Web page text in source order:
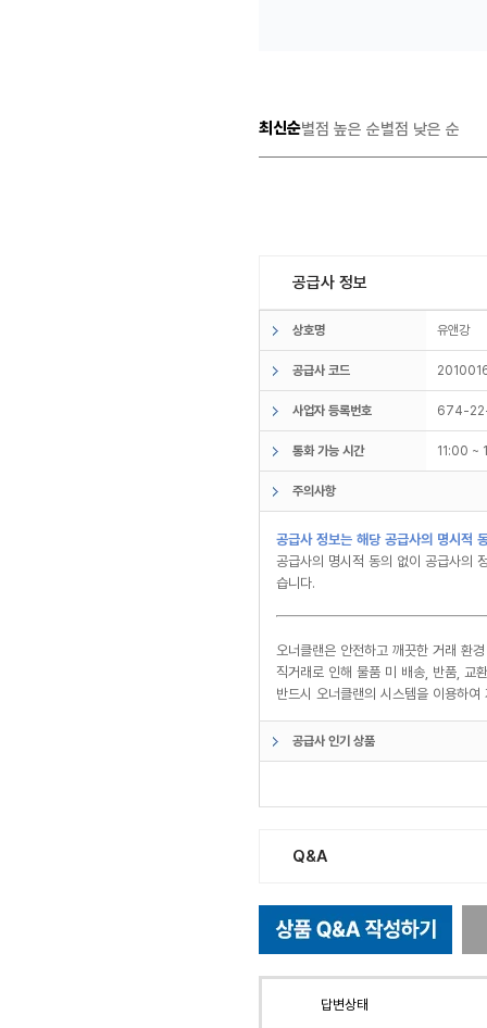
최신순별점 높은 순별점 낮은 순
공급사 정보
상호명 유앤강
공급사 코드
사업자 등록번호 674-
통화 가능 시간 11:00
주의사항
공급사 정보는 해당 공급사의 명시적
공급사의 명시적 동의 없이 공급사의
습니다.
오너클랜은 안전하고 깨끗한 거래 환
직거래로 인해 물품 미 배송, 반품, 교
반드시 오너클랜의 시스템을 이용하
공급사 인기 상품
Q&A
답변상태